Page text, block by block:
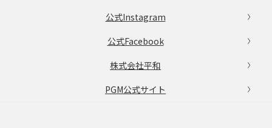
公式Instagram
公式Facebook
株式会社平和
PGM公式サイト